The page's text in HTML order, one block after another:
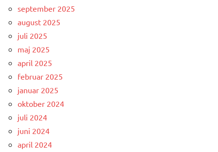
september 2025
august 2025
juli 2025
maj 2025
april 2025
februar 2025
januar 2025
oktober 2024
juli 2024
juni 2024
april 2024